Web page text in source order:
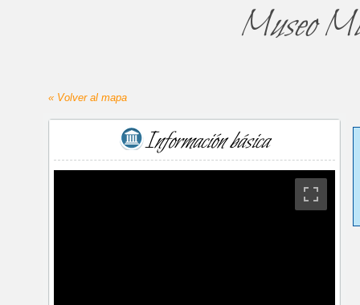
Museo
« Volver al mapa
Información básica